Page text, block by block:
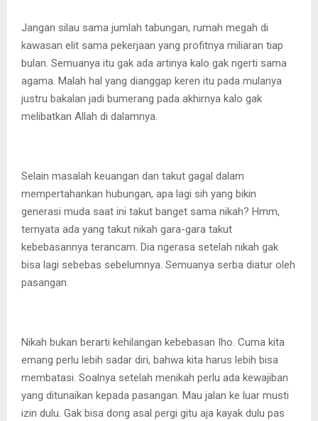
Jangan silau sama jumlah tabungan, rumah megah di
kawasan elit sama pekerjaan yang profitnya miliaran tiap
bulan. Semuanya itu gak ada artinya kalo gak ngerti sama
agama. Malah hal yang dianggap keren itu pada mulanya
justru bakalan jadi bumerang pada akhirnya kalo gak
melibatkan Allah di dalamnya.
Selain masalah keuangan dan takut gagal dalam
mempertahankan hubungan, apa lagi sih yang bikin
generasi muda saat ini takut banget sama nikah? Hmm,
ternyata ada yang takut nikah gara-gara takut
kebebasannya terancam. Dia ngerasa setelah nikah gak
bisa lagi sebebas sebelumnya. Semuanya serba diatur oleh
pasangan.
Nikah bukan berarti kehilangan kebebasan Iho. Cuma kita
emang perlu lebih sadar diri, bahwa kita harus lebih bisa
membatasi. Soalnya setelah menikah perlu ada kewajiban
yang ditunaikan kepada pasangan. Mau jalan ke luar musti
izin dulu. Gak bisa dong asal pergi gitu aja kayak dulu pas